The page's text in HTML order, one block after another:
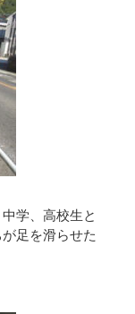
学、高校生と
足を滑らせた